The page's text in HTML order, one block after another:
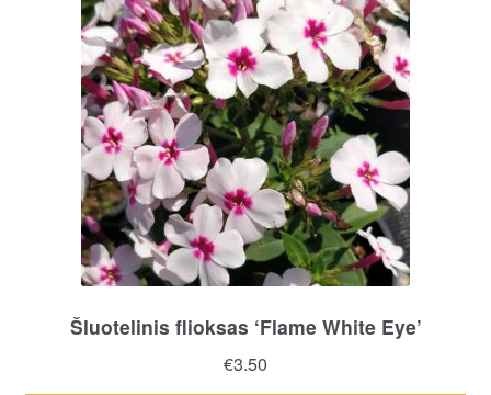
Šluotelinis flioksas ‘Flame White Eye’
€3.50